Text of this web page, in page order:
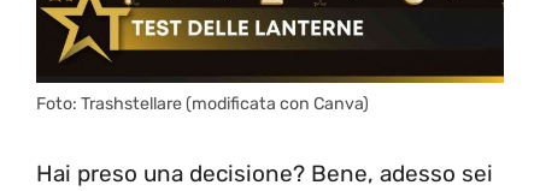
Foto: Trashstellare (modificata con Canva)
Hai preso una decisione? Bene, adesso sei